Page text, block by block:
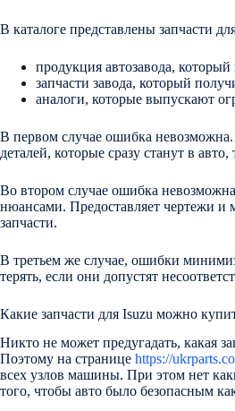
В каталоге представлены запчасти
продукция автозавода,
запчасти завода, который
аналоги, которые выпускают
В первом случае ошибка
деталей, которые сразу станут в
Во втором случае ошибка
нюансами. Предоставляет чертежи и
запчасти.
В третьем же случае, ошибки
терять, если они допустят
Какие запчасти для Isuzu можно
Никто не может предугадать, какая
Поэтому на странице https://
всех узлов машины. При этом нет
того, чтобы авто было безопасным